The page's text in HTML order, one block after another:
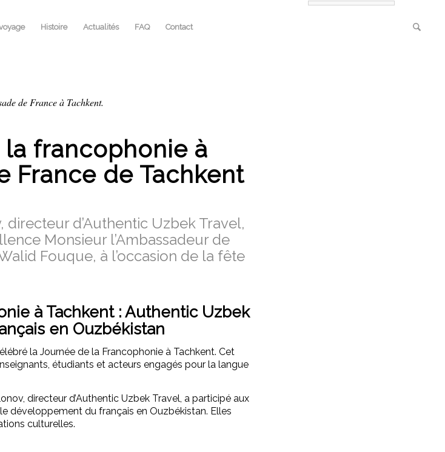
Histoire Actualités FAQ Contact
de France à Tachkent.
francophonie à
France de Tachkent
d’Authentic Uzbek Travel,
Monsieur l’Ambassadeur de
Fouque, à l’occasion de la fête
à Tachkent : Authentic Uzbek
en Ouzbékistan
la Journée de la Francophonie à Tachkent. Cet
étudiants et acteurs engagés pour la langue
directeur d’Authentic Uzbek Travel, a participé aux
développement du français en Ouzbékistan. Elles
culturelles.